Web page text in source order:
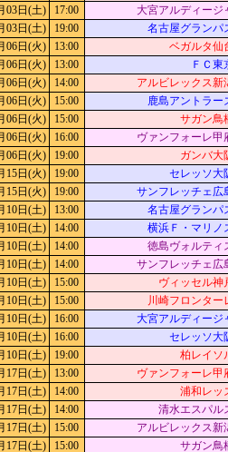
03日(土) 17:00
大宮アルディージ
03日(土)
19:00 名古屋グランパ
06日(火) 13:00
ベガルタ仙
06日(火)
13:00
ＦＣ東
06日(火)
14:00
アルビレックス新
06日(火)
15:00
鹿島アントラー
06日(火)
15:00
サガン鳥
06日(火)
16:00
ヴァンフォーレ甲
06日(火)
19:00
ガンバ大
15日(火)
19:00
セレッソ大
15日(火)
19:00 サンフレッチェ広
10日(土) 13:00
名古屋グランパ
10日(土)
14:00
横浜Ｆ・マリノ
10日(土)
14:00
徳島ヴォルティ
10日(土)
14:00
サンフレッチェ広
10日(土)
15:00
ヴィッセル神
10日(土)
15:00
川崎フロンター
10日(土)
16:00
大宮アルディージ
10日(土)
16:00
セレッソ大
10日(土)
19:00 柏レイソ
17日(土) 13:00
ヴァンフォーレ甲
17日(土)
14:00
浦和レッ
17日(土)
14:00
清水エスパル
17日(土)
15:00
アルビレックス新
17日(土)
15:00
サガン鳥